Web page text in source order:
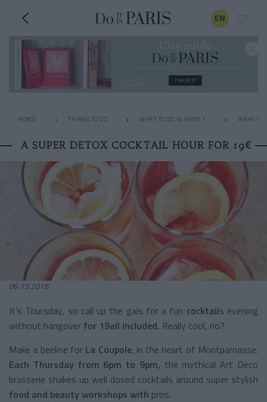
EN
HOME THINGS TO DO WHAT TO DO IN PARIS ? WHAT TO
A SUPER DETOX COCKTAIL HOUR FOR 19€
06.15.2016
It’s Thursday, so call up the gals for a fun cocktails evening
without hangover for 19all included. Really cool, no?
Make a beeline for La Coupole, in the heart of Montparnasse.
Each Thursday from 6pm to 9pm, the mythical Art Deco
brasserie shakes up well dosed cocktails around super stylish
food and beauty workshops with pros.